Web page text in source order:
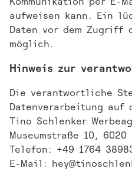
aufweisen kann. Ein
Daten vor dem
möglich.
Hinweis zur
Die verantwortliche
Datenverarbeitung auf
Tino Schlenker
Museumstraße 10,
Telefon: +49 1764
E-Mail: